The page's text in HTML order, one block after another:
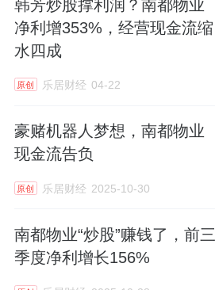
韩芳炒股撑利润？南都物业
净利增353%，经营现金流缩
水四成
原创 乐居财经 04-22
豪赌机器人梦想，南都物业
现金流告负
原创 乐居财经 2025-10-30
南都物业“炒股”赚钱了，前三
季度净利增长156%